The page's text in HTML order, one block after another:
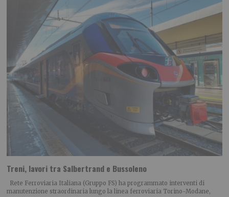
Treni, lavori tra Salbertrand e Bussoleno
Rete Ferroviaria Italiana (Gruppo FS) ha programmato interventi di
manutenzione straordinaria lungo la linea ferroviaria Torino-Modane,